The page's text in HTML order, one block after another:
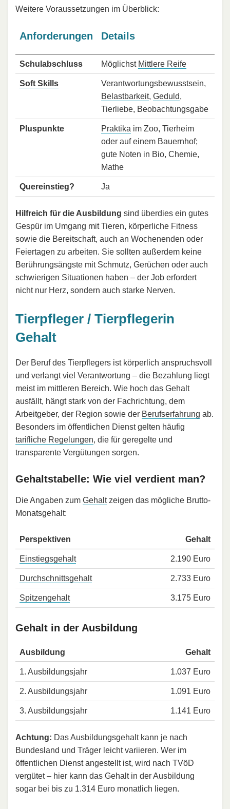
Weitere Voraussetzungen im Überblick:
Anforderungen Details
Schulabschluss Möglichst Mittlere Reife
Soft Skills
Verantwortungsbewusstsein,
Belastbarkeit, Geduld,
Tierliebe, Beobachtungsgabe
Pluspunkte Praktika im Zoo, Tierheim
oder auf einem Bauernhof;
gute Noten in Bio, Chemie,
Mathe
Quereinstieg? Ja
Hilfreich für die Ausbildung sind überdies ein gutes
Gespür im Umgang mit Tieren, körperliche Fitness
sowie die Bereitschaft, auch an Wochenenden oder
Feiertagen zu arbeiten. Sie sollten außerdem keine
Berührungsängste mit Schmutz, Gerüchen oder auch
schwierigen Situationen haben – der Job erfordert
nicht nur Herz, sondern auch starke Nerven.
Tierpfleger / Tierpflegerin
Gehalt
Der Beruf des Tierpflegers ist körperlich anspruchsvoll
und verlangt viel Verantwortung – die Bezahlung liegt
meist im mittleren Bereich. Wie hoch das Gehalt
ausfällt, hängt stark von der Fachrichtung, dem
Arbeitgeber, der Region sowie der Berufserfahrung ab.
Besonders im öffentlichen Dienst gelten häufig
tarifliche Regelungen, die für geregelte und
transparente Vergütungen sorgen.
Gehaltstabelle: Wie viel verdient man?
Die Angaben zum Gehaltzeigen das mögliche Brutto-
Monatsgehalt:
Perspektiven Gehalt
Einstiegsgehalt 2.190 Euro
Durchschnittsgehalt 2.733 Euro
Spitzengehalt 3.175 Euro
Gehalt in der Ausbildung
Ausbildung Gehalt
1. Ausbildungsjahr 1.037 Euro
2. Ausbildungsjahr 1.091 Euro
3. Ausbildungsjahr 1.141 Euro
Achtung: Das Ausbildungsgehalt kann je nach
Bundesland und Träger leicht variieren. Wer im
öffentlichen Dienst angestellt ist, wird nach TVöD
vergütet – hier kann das Gehalt in der Ausbildung
sogar bei bis zu 1.314 Euro monatlich liegen.